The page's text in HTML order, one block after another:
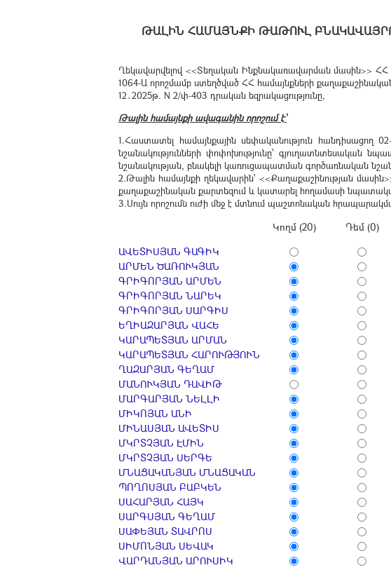
ԹԱԼԻՆ ՀԱՄԱՅՆՔԻ ԹԱԹՈՒԼ
Ղեկավարվելով <<Տեղական Ինքնակառավարման մասին>> ՀՀ
1064-Ա որոշմամբ ստեղծված ՀՀ համայնքների
12․2025թ. N 2/փ-403 դրական եզրակացությունը,
Թալին համայնքի ավագանին որոշում է՝
1.Հաստատել համայնքային սեփականություն հանդիսացող
նշանակությունների փոփոխությունը՝ գյուղատնտեսական
նշանակության, բնակելի կառուցապատման գործառնական
2.Թալին համայնքի ղեկավարին՝ <<Քաղաքաշինության
քաղաքաշինական քարտեզում և կատարել հողամասի
3.Սույն որոշումն ուժի մեջ է մտնում պաշտոնական
Կողմ (20) Դեմ (0)
ԱՎԵՏԻՍՅԱՆ ԳԱԳԻԿ
ԱՐՄԵՆ ԾԱՌՈՒԿՅԱՆ
ԳՐԻԳՈՐՅԱՆ ԱՐՄԵՆ
ԳՐԻԳՈՐՅԱՆ ՆԱՐԵԿ
ԳՐԻԳՈՐՅԱՆ ՍԱՐԳԻՍ
ԵՂԻԱԶԱՐՅԱՆ ՎԱՀԵ
ԿԱՐԱՊԵՏՅԱՆ ԱՐՄԱՆ
ԿԱՐԱՊԵՏՅԱՆ ՀԱՐՈՒԹՅՈՒՆ
ՂԱԶԱՐՅԱՆ ԳԵՂԱՄ
ՄԱՆՈՒԿՅԱՆ ԴԱՎԻԹ
ՄԱՐԳԱՐՅԱՆ ՆԵԼԼԻ
ՄԻԿՈՅԱՆ ԱՆԻ
ՄԻՆԱՍՅԱՆ ԱՎԵՏԻՍ
ՄԿՐՏՉՅԱՆ ԷՄԻՆ
ՄԿՐՏՉՅԱՆ ՍԵՐԳԵ
ՄՆԱՑԱԿԱՆՅԱՆ ՄՆԱՑԱԿԱՆ
ՊՈՂՈՍՅԱՆ ԲԱԲԿԵՆ
ՍԱՀԱՐՅԱՆ ՀԱՅԿ
ՍԱՐԳՍՅԱՆ ԳԵՂԱՄ
ՍԱՓԵՅԱՆ ՏԱՎՐՈՍ
ՍԻՄՈՆՅԱՆ ՍԵՎԱԿ
ՎԱՐԴԱՆՅԱՆ ԱՐՈՒՍԻԿ